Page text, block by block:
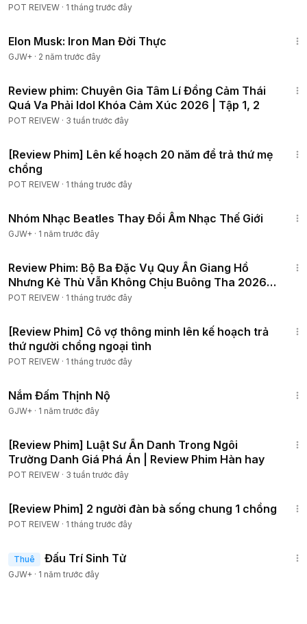
POT REIVEW · 1 tháng trước đây
Elon Musk: Iron Man Đời Thực
GJW+ · 2 năm trước đây
Review phim: Chuyên Gia Tâm Lí Đồng Cảm Thái
Quá Va Phải Idol Khóa Cảm Xúc 2026 | Tập 1, 2
POT REIVEW · 3 tuần trước đây
[Review Phim] Lên kế hoạch 20 năm để trả thứ mẹ
chồng
POT REIVEW · 1 tháng trước đây
Nhóm Nhạc Beatles Thay Đổi Âm Nhạc Thế Giới
GJW+ · 1 năm trước đây
Review Phim: Bộ Ba Đặc Vụ Quy Ẩn Giang Hồ
Nhưng Kẻ Thù Vẫn Không Chịu Buông Tha 2026 |
Tập 1-10
POT REIVEW · 1 tháng trước đây
[Review Phim] Cô vợ thông minh lên kế hoạch trả
thứ người chồng ngoại tình
POT REIVEW · 1 tháng trước đây
Nắm Đấm Thịnh Nộ
GJW+ · 1 năm trước đây
[Review Phim] Luật Sư Ẩn Danh Trong Ngôi
Trường Danh Giá Phá Án | Review Phim Hàn hay
POT REIVEW · 3 tuần trước đây
[Review Phim] 2 người đàn bà sống chung 1 chồng
POT REIVEW · 1 tháng trước đây
Thuê Đấu Trí Sinh Tử
GJW+ · 1 năm trước đây